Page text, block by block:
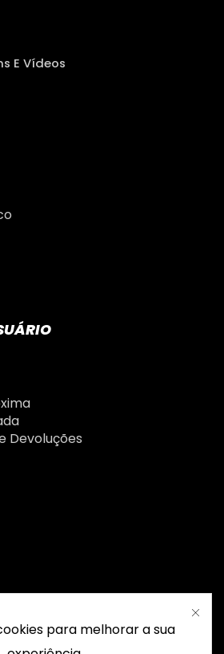
E Vídeos
Devoluções
para melhorar a sua